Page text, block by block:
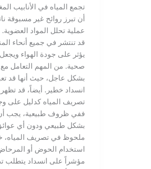
تجمع المياه في الأنابيب
أن تبرز روائح غير مسبوقة
عملية تحلل المواد العضوية.
قد تنتشر في جميع أنحاء
يؤثر على جودة الهواء ويجعل
صحية. من المهم التعامل مع
بشكل عاجل، حيث أنها قد
انسداد خطير. أيضاً، قد
تصريف المياه كدليل على
ففي ظروف طبيعية، يجب أن
بشكل طبيعي ودون أي
ملحوظ في تصريف المياه،
استخدام الحوض أو
مؤشراً على انسداد يتطلب